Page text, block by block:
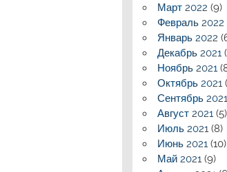
Март 2022 (9)
Февраль 2022
Январь 2022
Декабрь 2021
Ноябрь 2021
Октябрь 2021
Сентябрь 2021
Август 2021 (5)
Июль 2021 (8)
Июнь 2021 (10)
Май 2021 (9)